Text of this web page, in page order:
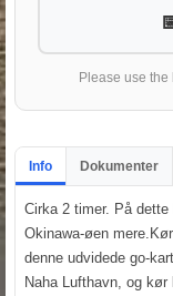
Please use
Info Dokumenter
Cirka 2 timer. På
Okinawa-øen
denne udvidede go-
Naha Lufthavn, og